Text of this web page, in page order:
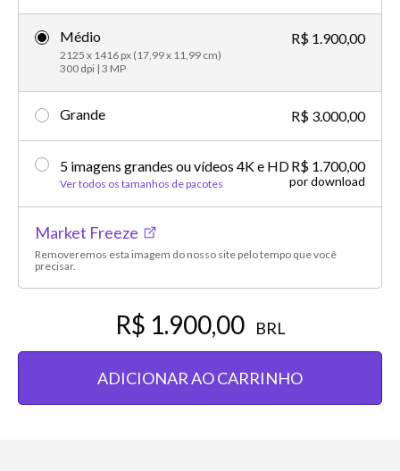
Médio
2125 x 1416 px (17,99 x 11,99 cm)
300 dpi | 3 MP
R$ 1.900,00
Grande R$ 3.000,00
5 imagens grandes ou vídeos 4K e HD
Ver todos os tamanhos de pacotes
R$ 1.700,00
por download
Market Freeze
Removeremos esta imagem do nosso site pelo tempo que você
precisar.
R$ 1.900,00 BRL
ADICIONAR AO CARRINHO